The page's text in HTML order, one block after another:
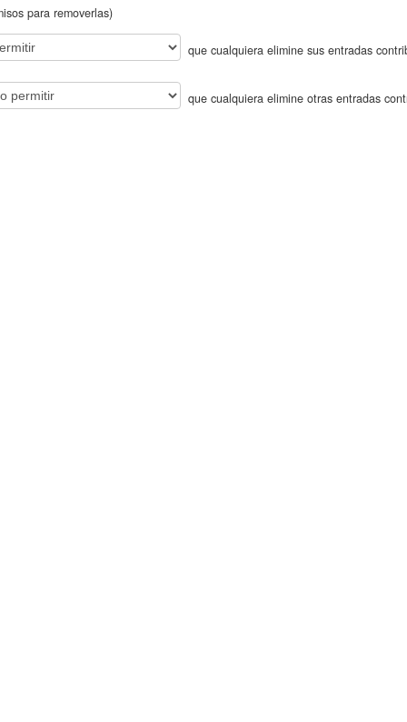
para removerlas)
que cualquiera elimine sus entradas
que cualquiera elimine otras entradas